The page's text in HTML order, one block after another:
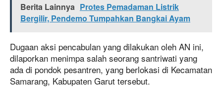
Berita Lainnya Protes Pemadaman Listrik
Bergilir, Pendemo Tumpahkan Bangkai Ayam
Dugaan aksi pencabulan yang dilakukan oleh AN ini,
dilaporkan menimpa salah seorang santriwati yang
ada di pondok pesantren, yang berlokasi di Kecamatan
Samarang, Kabupaten Garut tersebut.